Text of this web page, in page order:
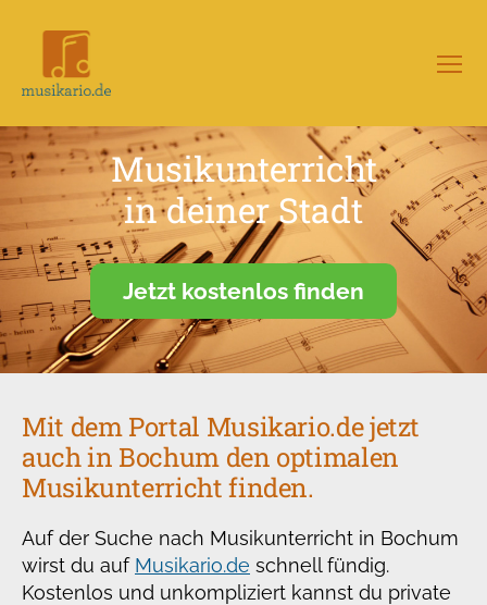
–
Portal
für
Musikunterricht
Musikunterricht
in deiner Stadt
Jetzt kostenlos finden
Mit dem Portal Musikario.de jetzt
auch in Bochum den optimalen
Musikunterricht finden.
Auf der Suche nach Musikunterricht in Bochum
wirst du auf Musikario.de schnell fündig.
Kostenlos und unkompliziert kannst du private